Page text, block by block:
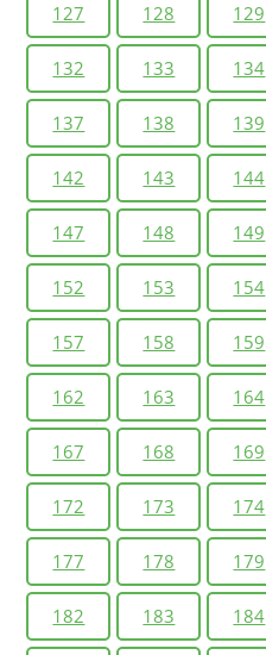
127 128 129
132 133 134
137 138 139
142 143 144
147 148 149
152 153 154
157 158 159
162 163 164
167 168 169
172 173 174
177 178 179
182 183 184